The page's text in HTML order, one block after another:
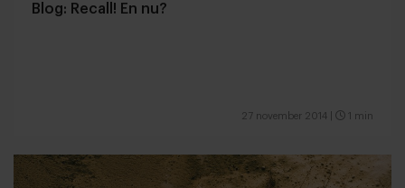
Blog: Recall! En nu?
27 november 2014 1 min